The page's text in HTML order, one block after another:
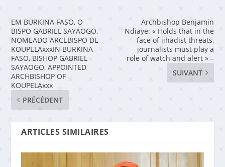
EM BURKINA FASO, O
BISPO GABRIEL SAYAOGO,
NOMEADO ARCEBISPO DE
KOUPELAxxxIN BURKINA
FASO, BISHOP GABRIEL
SAYAOGO, APPOINTED
ARCHBISHOP OF
KOUPELAxxx
PRÉCÉDENT
Archbishop Benjamin
Ndiaye: « Holds that in the
face of jihadist threats,
journalists must play a
role of watch and alert » –
SUIVANT
ARTICLES SIMILAIRES